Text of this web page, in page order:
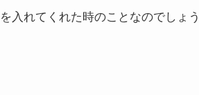
入れてくれた時のことなのでしょう